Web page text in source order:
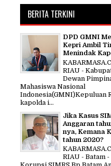
BERITA TERKINI
DPD GMNI
Kepri Ambil
Menindak
RIAU -
Dewan
Mahasiswa Nasional
Indonesia(GMNI)Kepuluan
kapolda i...
Jika Kasus
Anggaran
nya, Kemana
tahun 2020?
RIAU - Batam